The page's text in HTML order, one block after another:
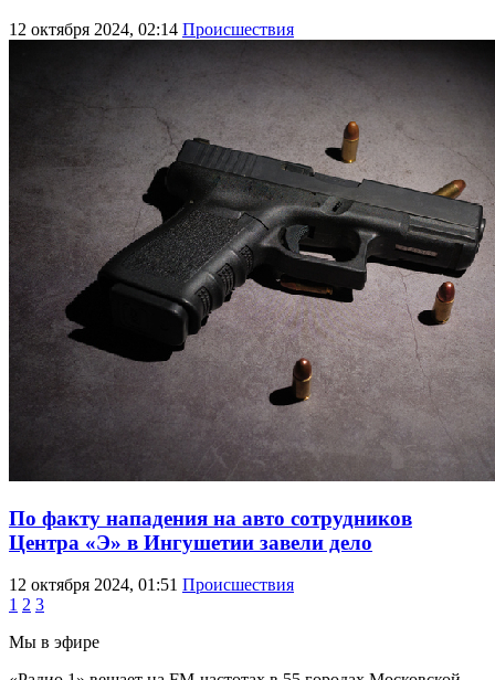
12 октября 2024, 02:14 Происшествия
По факту нападения на авто сотрудников
Центра «Э» в Ингушетии завели дело
12 октября 2024, 01:51 Происшествия
1 2 3
Мы в эфире